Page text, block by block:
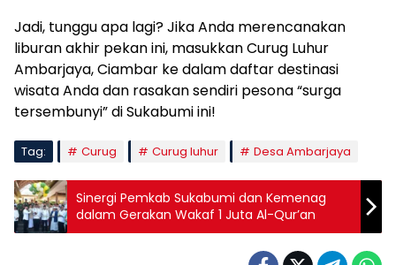
Jadi, tunggu apa lagi? Jika Anda merencanakan
liburan akhir pekan ini, masukkan Curug Luhur
Ambarjaya, Ciambar ke dalam daftar destinasi
wisata Anda dan rasakan sendiri pesona “surga
tersembunyi” di Sukabumi ini!
Tag: Curug Curug luhur Desa Ambarjaya
Sinergi Pemkab Sukabumi dan Kemenag
dalam Gerakan Wakaf 1 Juta Al-Qur’an